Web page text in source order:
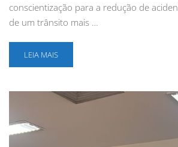
conscientização para a redução de
de um trânsito mais …
LEIA MAIS